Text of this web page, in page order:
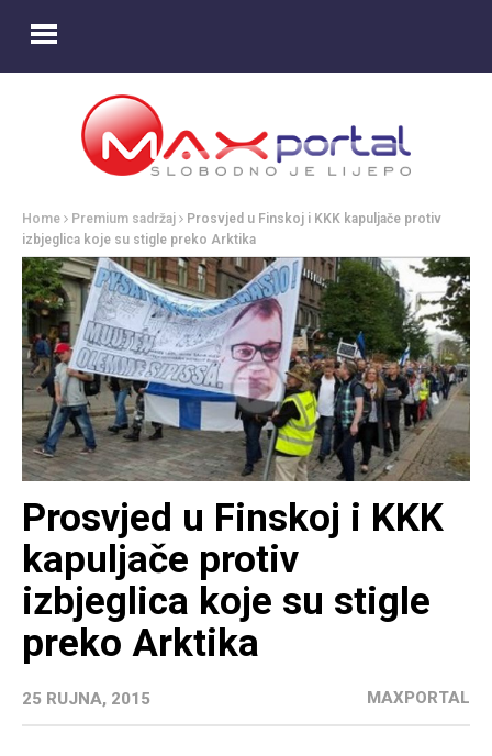
Home Premium sadržaj
Prosvjed u Finskoj i KKK kapuljače protiv
izbjeglica koje su stigle preko Arktika
Prosvjed u Finskoj i KKK
kapuljače protiv
izbjeglica koje su stigle
preko Arktika
25 RUJNA, 2015 MAXPORTAL